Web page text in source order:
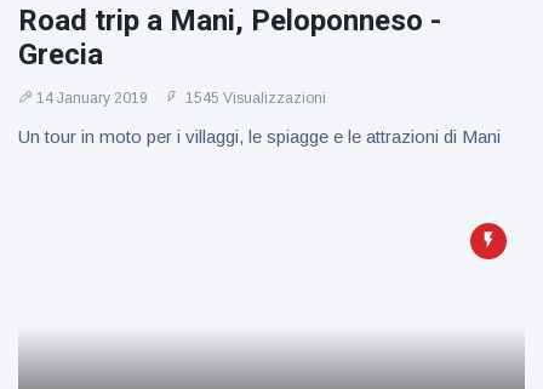
Road trip a Mani, Peloponneso -
Grecia
14 January 2019 1545 Visualizzazioni
Un tour in moto per i villaggi, le spiagge e le attrazioni di Mani